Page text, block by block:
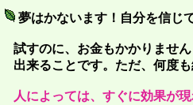
夢はかないます！自分を信じ
試すのに、お金もかかりませ
出来ることです。ただ、何度
人によっては、すぐに効果が